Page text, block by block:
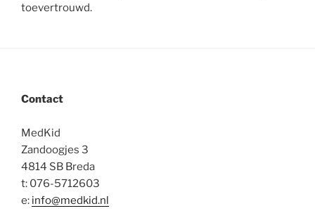
toevertrouwd.
Contact
MedKid
Zandoogjes 3
4814 SB Breda
t: 076-5712603
e: info@medkid.nl